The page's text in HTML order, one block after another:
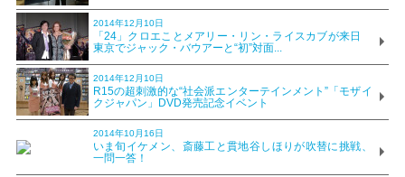
2014年12月10日
「24」クロエことメアリー・リン・ライスカブが来日
東京でジャック・バウアーと“初”対面...
2014年12月10日
R15の超刺激的な“社会派エンターテインメント”「モザイ
クジャパン」DVD発売記念イベント
2014年10月16日
いま旬イケメン、斎藤工と貫地谷しほりが吹替に挑戦、
一問一答！